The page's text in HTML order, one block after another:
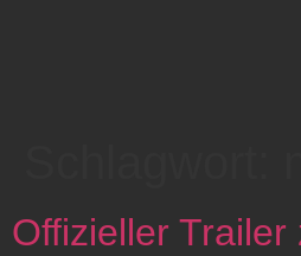
Offizieller Trailer